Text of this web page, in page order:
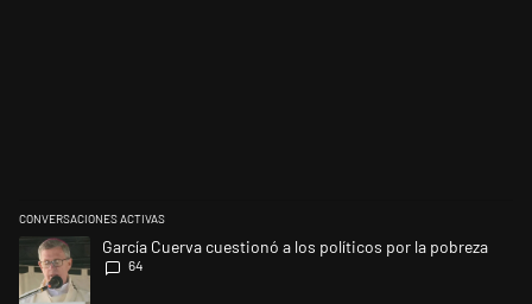
CONVERSACIONES ACTIVAS
Este listado muestra los artículos con más comentarios en los últimos
Un artículo de tendencia con el título "García Cuerva cuestionó a los
García Cuerva cuestionó a los políticos por la pobreza
64